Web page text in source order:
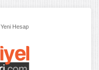
Yeni Hesap